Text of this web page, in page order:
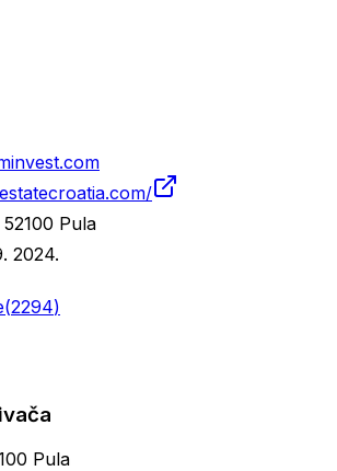
Pula
2024.
(2294)
Pula